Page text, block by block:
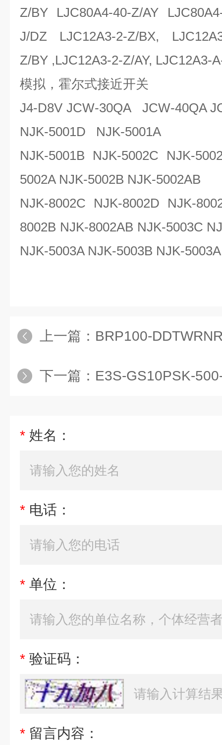
Z/BY LJC80A4-40-Z/AY
J/DZ LJC12A3-2-Z/BX,
Z/BY ,LJC12A3-2-Z/AY, LJC12A3-
模拟，霍尔式接近开关
J4-D8V JCW-30QA JCW-40QA
NJK-5001D NJK-5001A
NJK-5001B NJK-5002C NJK-
5002A NJK-5002B NJK-5002AB
NJK-8002C NJK-8002D NJK-
8002B NJK-8002AB NJK-5003C
NJK-5003A NJK-5003B NJK-
上一篇： BRP100-DDTWRNR-93UC电
下一篇： E3S-GS10PSK-500-
* 姓名：
* 电话：
* 单位：
* 验证码：
* 留言内容：